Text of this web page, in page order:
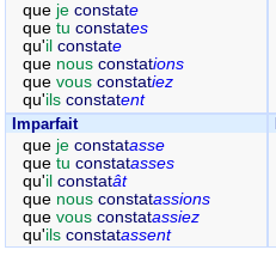
que je constate
que tu constates
qu'il constate
que nous constations
que vous constatiez
qu'ils constatent
Imparfait
que je constatasse
que tu constatasses
qu'il constatât
que nous constatassions
que vous constatassiez
qu'ils constatassent